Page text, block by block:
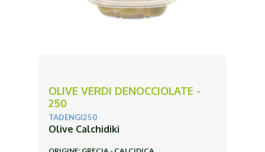
OLIVE VERDI DENOCCIOLATE -
250
TADENGI250
Olive Calchidiki